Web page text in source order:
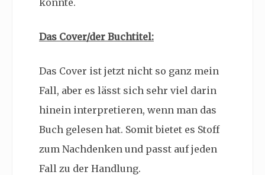
konnte.
Das Cover/der Buchtitel:
Das Cover ist jetzt nicht so ganz mein
Fall, aber es lässt sich sehr viel darin
hinein interpretieren, wenn man das
Buch gelesen hat. Somit bietet es Stoff
zum Nachdenken und passt auf jeden
Fall zu der Handlung.